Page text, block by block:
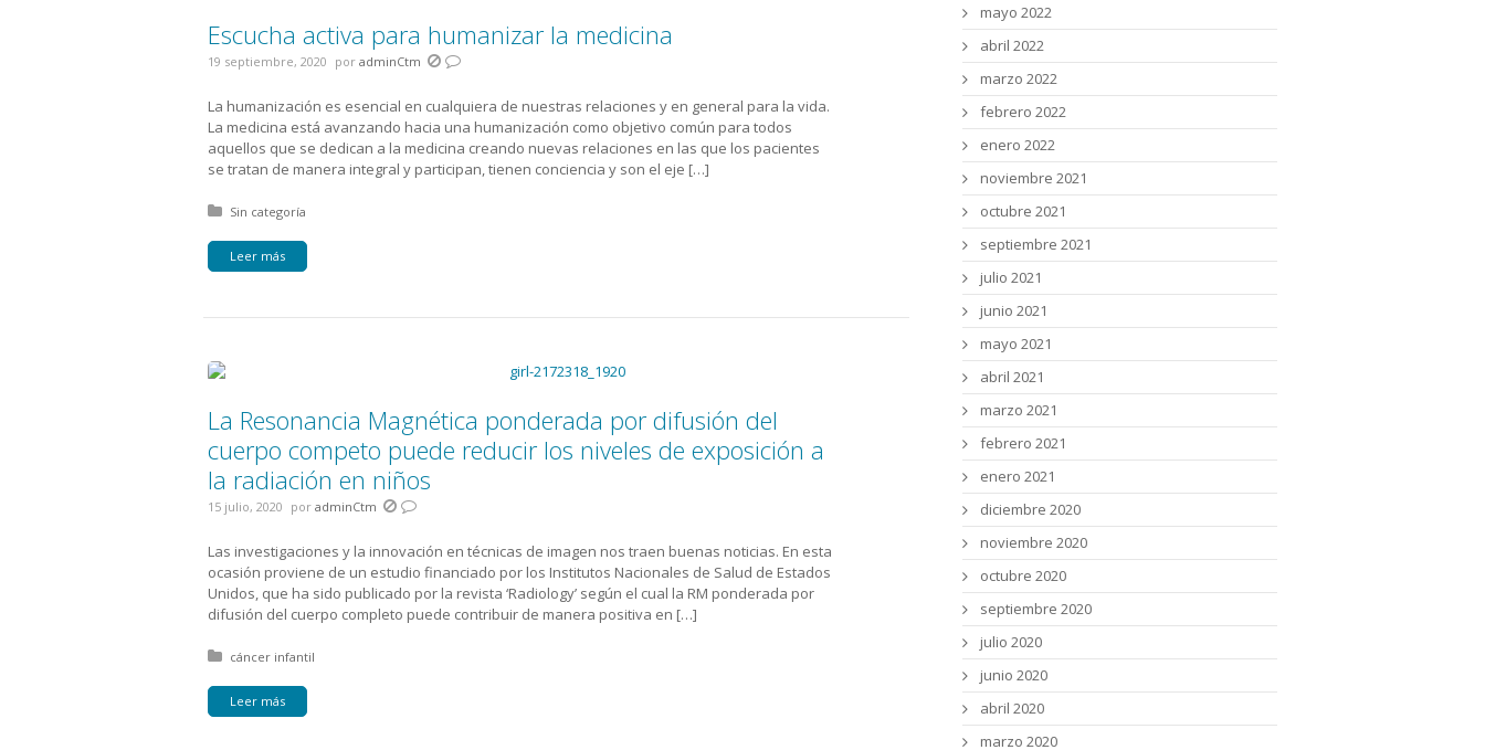
Escucha activa para humanizar la medicina
19 septiembre, 2020 por adminCtm
La humanización es esencial en cualquiera de nuestras relaciones y en general para la vida.
La medicina está avanzando hacia una humanización como objetivo común para todos
aquellos que se dedican a la medicina creando nuevas relaciones en las que los pacientes
se tratan de manera integral y participan, tienen conciencia y son el eje […]
Posted in:
Sin categoría
Leer más
La Resonancia Magnética ponderada por difusión del
cuerpo competo puede reducir los niveles de exposición a
la radiación en niños
15 julio, 2020 por adminCtm
Las investigaciones y la innovación en técnicas de imagen nos traen buenas noticias. En esta
ocasión proviene de un estudio financiado por los Institutos Nacionales de Salud de Estados
Unidos, que ha sido publicado por la revista ‘Radiology’ según el cual la RM ponderada por
difusión del cuerpo completo puede contribuir de manera positiva en […]
Posted in:
cáncer infantil
Leer más
mayo 2022
abril 2022
marzo 2022
febrero 2022
enero 2022
noviembre 2021
octubre 2021
septiembre 2021
julio 2021
junio 2021
mayo 2021
abril 2021
marzo 2021
febrero 2021
enero 2021
diciembre 2020
noviembre 2020
octubre 2020
septiembre 2020
julio 2020
junio 2020
abril 2020
marzo 2020